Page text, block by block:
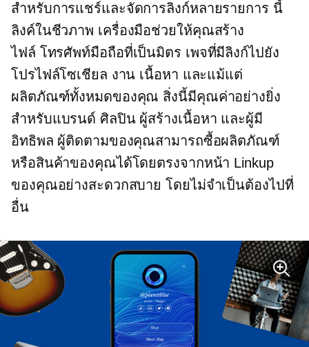
สำหรับการแชร์และจัดการลิงก์หลายรายการ นี้
ลิงค์ในชีวภาพ เครื่องมือช่วยให้คุณสร้าง
ไฟล์ โทรศัพท์มือถือที่เป็นมิตร เพจที่มีลิงก์ไปยัง
โปรไฟล์โซเชียล งาน เนื้อหา และแม้แต่
ผลิตภัณฑ์ทั้งหมดของคุณ สิ่งนี้มีคุณค่าอย่างยิ่ง
สำหรับแบรนด์ ศิลปิน ผู้สร้างเนื้อหา และผู้มี
อิทธิพล ผู้ติดตามของคุณสามารถซื้อผลิตภัณฑ์
หรือสินค้าของคุณได้โดยตรงจากหน้า Linkup
ของคุณอย่างสะดวกสบาย โดยไม่จำเป็นต้องไปที่
อื่น